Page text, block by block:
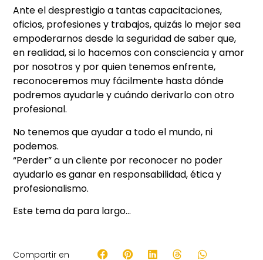
Ante el desprestigio a tantas capacitaciones,
oficios, profesiones y trabajos, quizás lo mejor sea
empoderarnos desde la seguridad de saber que,
en realidad, si lo hacemos con consciencia y amor
por nosotros y por quien tenemos enfrente,
reconoceremos muy fácilmente hasta dónde
podremos ayudarle y cuándo derivarlo con otro
profesional.
No tenemos que ayudar a todo el mundo, ni
podemos.
“Perder” a un cliente por reconocer no poder
ayudarlo es ganar en responsabilidad, ética y
profesionalismo.
Este tema da para largo…
Compartir en